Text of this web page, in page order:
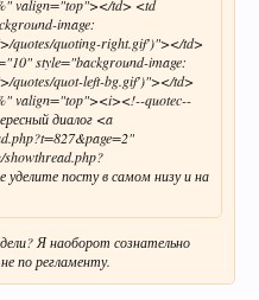
valign="top"></td> <td
image:
quotes/quoting-right.gif')"></td>
style="background-image:
quotes/quot-left-bg.gif')"></td>
valign="top"><i><!--quotec--
диалог <a
посту в самом низу и на
Я наоборот сознательно
по регламенту.